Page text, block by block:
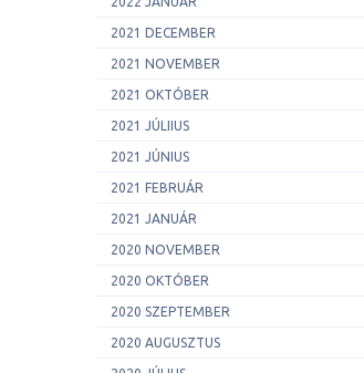
2021 DECEMBER
2021 NOVEMBER
2021 OKTÓBER
2021 JÚLIIUS
2021 JÚNIUS
2021 FEBRUÁR
2021 JANUÁR
2020 NOVEMBER
2020 OKTÓBER
2020 SZEPTEMBER
2020 AUGUSZTUS